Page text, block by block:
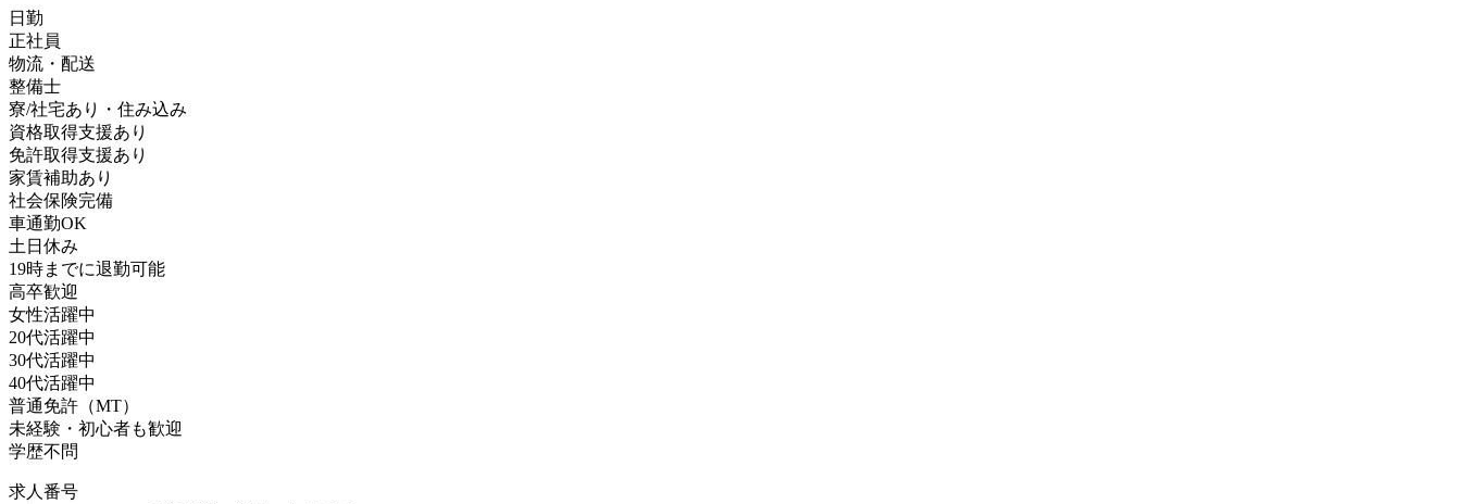
日勤
正社員
物流・配送
整備士
寮/社宅あり・住み込み
資格取得支援あり
免許取得支援あり
家賃補助あり
社会保険完備
車通勤OK
土日休み
19時までに退勤可能
高卒歓迎
女性活躍中
20代活躍中
30代活躍中
40代活躍中
普通免許（MT）
未経験・初心者も歓迎
学歴不問
求人番号